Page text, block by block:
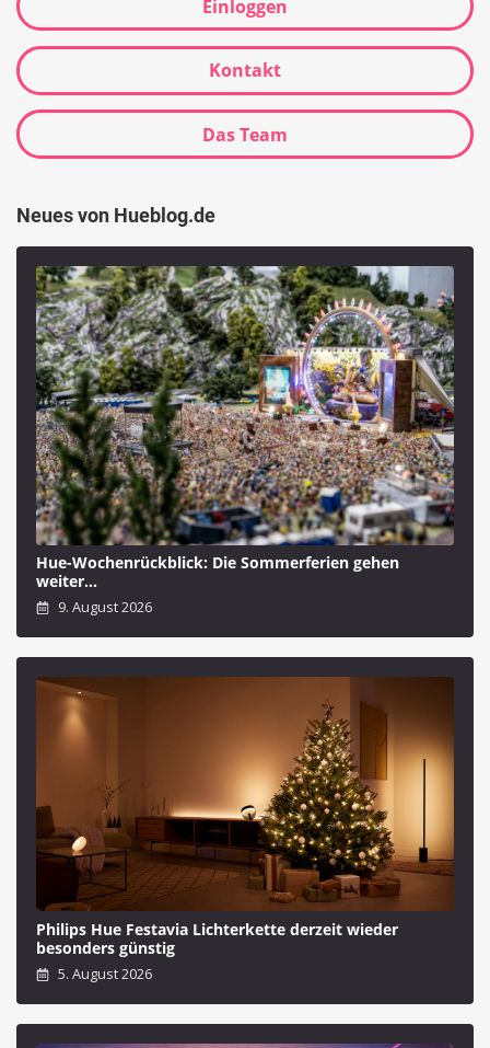
Einloggen
Kontakt
Das Team
Neues von Hueblog.de
Hue-Wochenrückblick: Die Sommerferien gehen
weiter…
9. August 2026
Philips Hue Festavia Lichterkette derzeit wieder
besonders günstig
5. August 2026